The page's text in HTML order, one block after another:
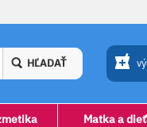
HĽADAŤ
Matka a